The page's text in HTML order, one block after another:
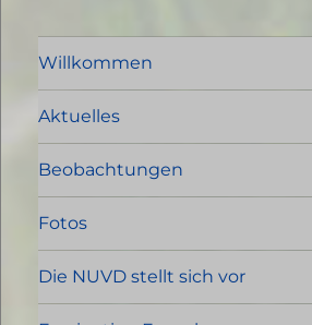
Willkommen
Aktuelles
Beobachtungen
Fotos
Die NUVD stellt sich vor